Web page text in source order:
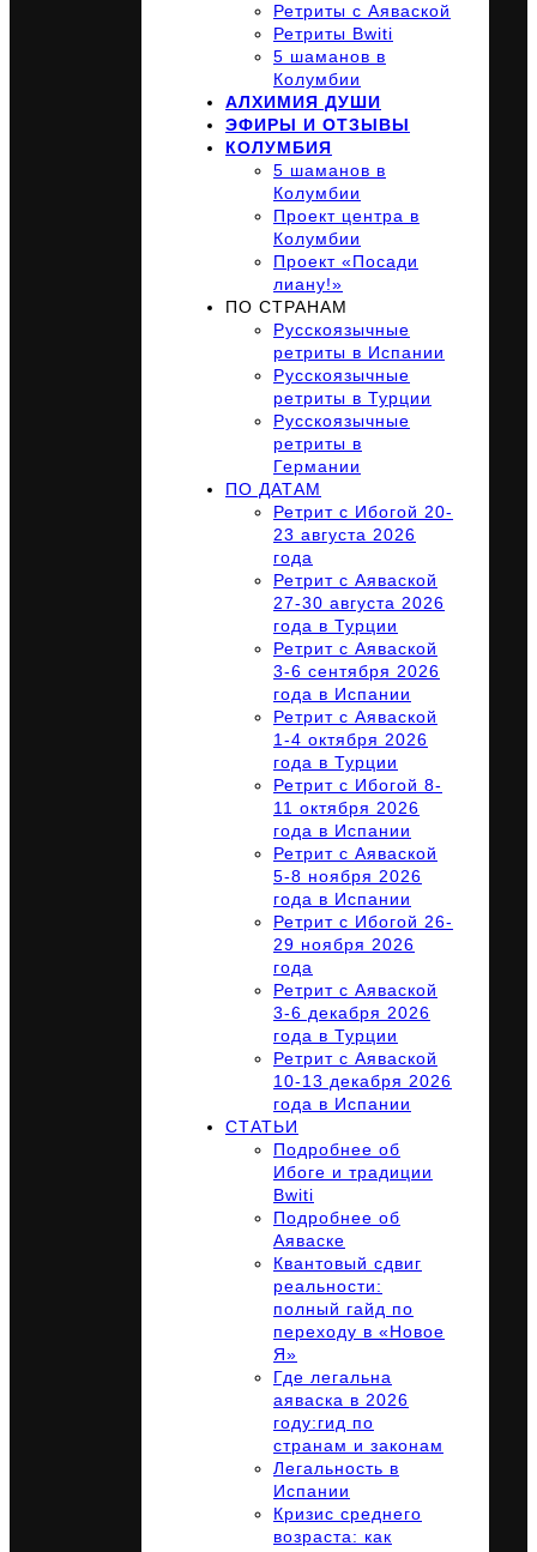
Ретриты с Аяваской
Ретриты Bwiti
5 шаманов в
Колумбии
АЛХИМИЯ ДУШИ
ЭФИРЫ И ОТЗЫВЫ
КОЛУМБИЯ
5 шаманов в
Колумбии
Проект центра в
Колумбии
Проект «Посади
лиану!»
ПО СТРАНАМ
Русскоязычные
ретриты в Испании
Русскоязычные
ретриты в Турции
Русскоязычные
ретриты в
Германии
ПО ДАТАМ
Ретрит с Ибогой 20-
23 августа 2026
года
Ретрит с Аяваской
27-30 августа 2026
года в Турции
Ретрит с Аяваской
3-6 сентября 2026
года в Испании
Ретрит с Аяваской
1-4 октября 2026
года в Турции
Ретрит с Ибогой 8-
11 октября 2026
года в Испании
Ретрит с Аяваской
5-8 ноября 2026
года в Испании
Ретрит с Ибогой 26-
29 ноября 2026
года
Ретрит с Аяваской
3-6 декабря 2026
года в Турции
Ретрит с Аяваской
10-13 декабря 2026
года в Испании
СТАТЬИ
Подробнее об
Ибоге и традиции
Bwiti
Подробнее об
Аяваске
Квантовый сдвиг
реальности:
полный гайд по
переходу в «Новое
Я»
Где легальна
аяваска в 2026
году:гид по
странам и законам
Легальность в
Испании
Кризис среднего
возраста: как